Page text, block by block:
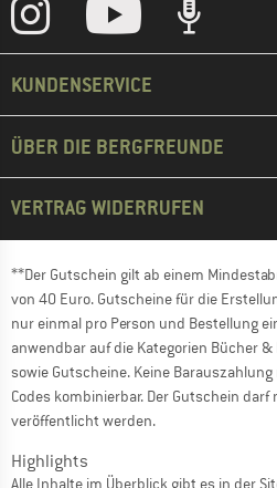
KUNDENSERVICE
ÜBER DIE BERGFREUNDE
VERTRAG WIDERRUFEN
**Der Gutschein gilt ab einem
von 40 Euro. Gutscheine für die
nur einmal pro Person und Bestellung
anwendbar auf die Kategorien Bücher
sowie Gutscheine. Keine
Codes kombinierbar. Der Gutschein
veröffentlicht werden.
Highlights
Alle Inhalte im Überblick gibt es in der